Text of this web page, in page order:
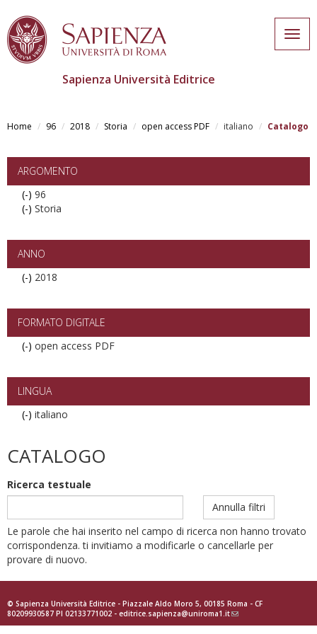
main
Sapienza Università Editrice
Home 96 2018 Storia open access PDF italiano Catalogo
ARGOMENTO
(-) Remove
96
96
(-) Remove
filter
Storia
ANNO
(-) Remove
filter
2018
FORMATO DIGITALE
(-) Remove
access
PDF
filter
open access PDF
LINGUA
(-) Remove
italiano
CATALOGO
Ricerca testuale
Annulla filtri
Le parole che hai inserito nel campo di ricerca non hanno trovato
corrispondenza. ti invitiamo a modificarle o cancellarle per
provare di nuovo.
© Sapienza Università Editrice - Piazzale Aldo Moro 5, 00185 Roma - CF
80209930587 PI 02133771002 - editrice.sapienza@uniroma1.it(link
sends